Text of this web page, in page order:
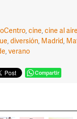
,cine,cine al
,diversión, Madrid,
,verano
Compartir